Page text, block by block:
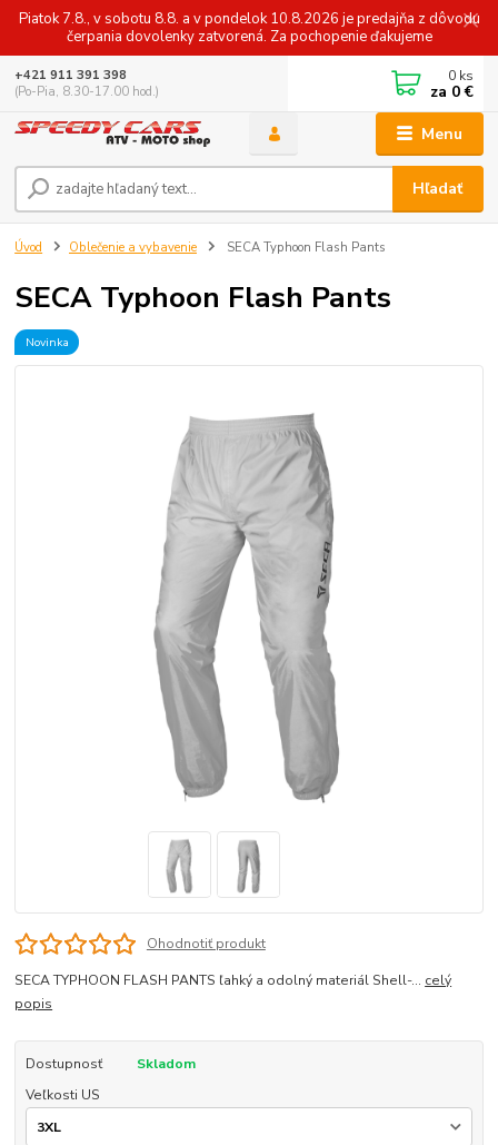
Piatok 7.8., v sobotu 8.8. a v pondelok 10.8.2026 je predajňa z dôvodu
čerpania dovolenky zatvorená. Za pochopenie ďakujeme
Menu
Hľadať
+421 911 391 398
(Po-Pia, 8.30-17.00 hod.)
0 ks
za 0 €
Úvod Oblečenie a vybavenie SECA Typhoon Flash Pants
SECA Typhoon Flash Pants
Novinka
Ohodnotiť produkt
SECA TYPHOON FLASH PANTS ľahký a odolný materiál Shell-... celý
popis
Dostupnosť
Skladom
Veľkosti US